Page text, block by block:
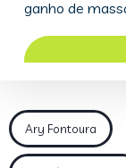
Ary Fontoura